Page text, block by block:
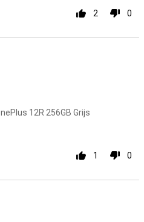
2 0
12R 256GB Grijs
1 0